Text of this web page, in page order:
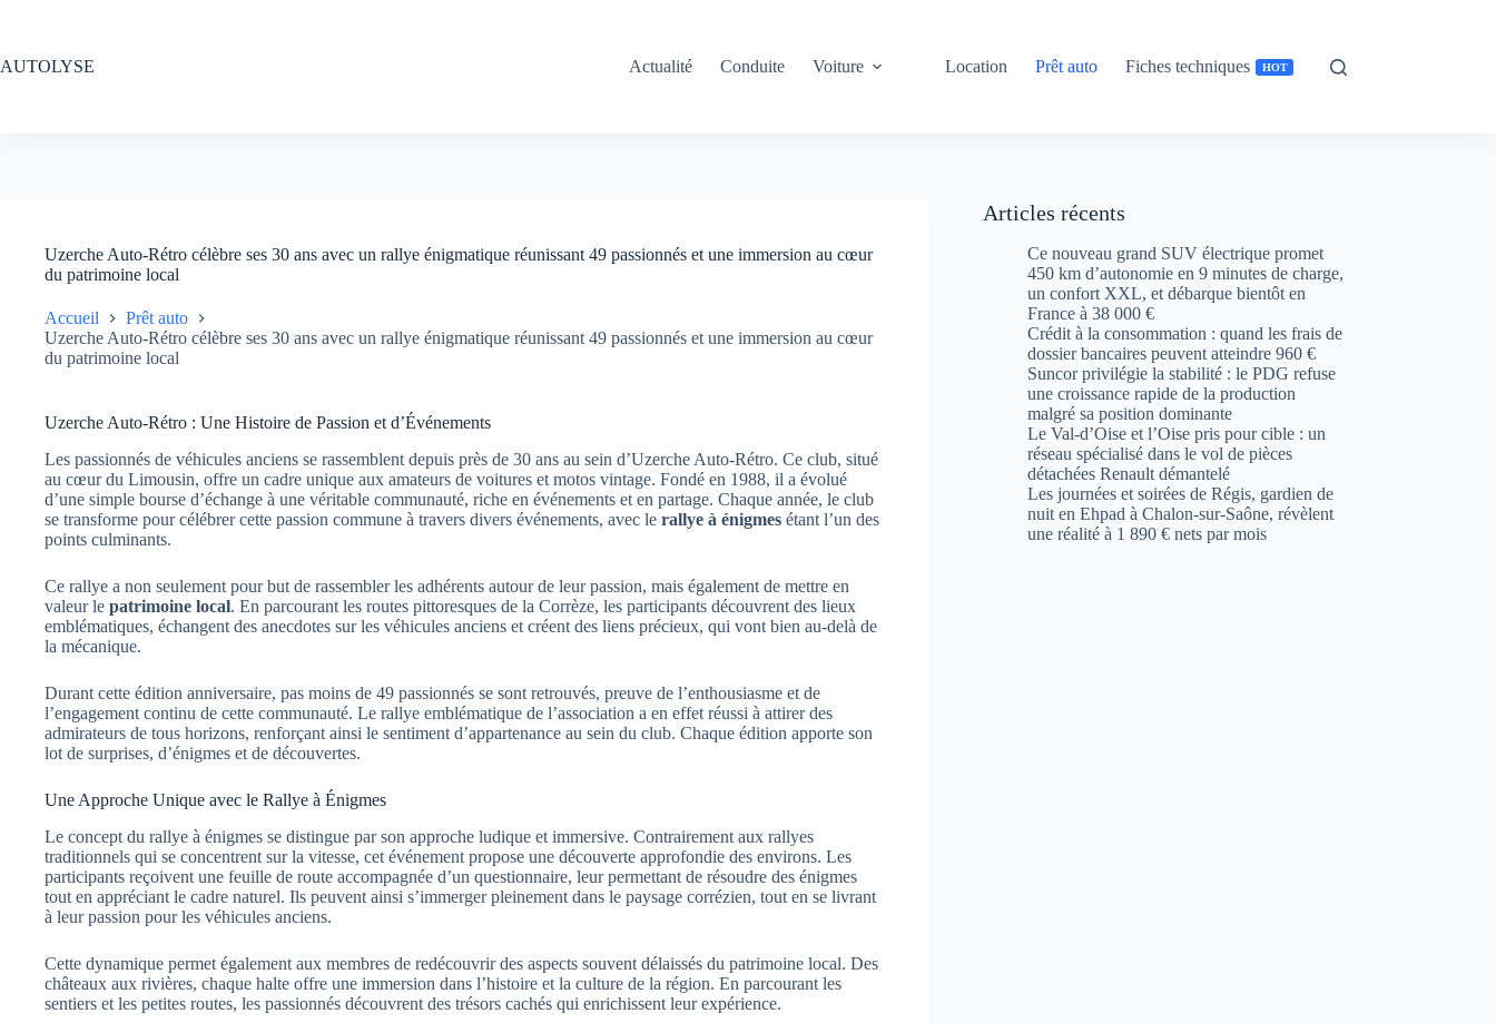
AUTOLYSE
Actualité Conduite Voiture Location Prêt auto Fiches techniques HOT
Uzerche Auto-Rétro célèbre ses 30 ans avec un rallye énigmatique réunissant 49 passionnés et une immersion au cœur
du patrimoine local
Accueil
Prêt auto
Uzerche Auto-Rétro célèbre ses 30 ans avec un rallye énigmatique réunissant 49 passionnés et une immersion au cœur
du patrimoine local
Uzerche Auto-Rétro : Une Histoire de Passion et d’Événements
Les passionnés de véhicules anciens se rassemblent depuis près de 30 ans au sein d’Uzerche Auto-Rétro. Ce club, situé
au cœur du Limousin, offre un cadre unique aux amateurs de voitures et motos vintage. Fondé en 1988, il a évolué
d’une simple bourse d’échange à une véritable communauté, riche en événements et en partage. Chaque année, le club
se transforme pour célébrer cette passion commune à travers divers événements, avec le rallye à énigmes étant l’un des
points culminants.
Ce rallye a non seulement pour but de rassembler les adhérents autour de leur passion, mais également de mettre en
valeur le patrimoine local. En parcourant les routes pittoresques de la Corrèze, les participants découvrent des lieux
emblématiques, échangent des anecdotes sur les véhicules anciens et créent des liens précieux, qui vont bien au-delà de
la mécanique.
Durant cette édition anniversaire, pas moins de 49 passionnés se sont retrouvés, preuve de l’enthousiasme et de
l’engagement continu de cette communauté. Le rallye emblématique de l’association a en effet réussi à attirer des
admirateurs de tous horizons, renforçant ainsi le sentiment d’appartenance au sein du club. Chaque édition apporte son
lot de surprises, d’énigmes et de découvertes.
Une Approche Unique avec le Rallye à Énigmes
Le concept du rallye à énigmes se distingue par son approche ludique et immersive. Contrairement aux rallyes
traditionnels qui se concentrent sur la vitesse, cet événement propose une découverte approfondie des environs. Les
participants reçoivent une feuille de route accompagnée d’un questionnaire, leur permettant de résoudre des énigmes
tout en appréciant le cadre naturel. Ils peuvent ainsi s’immerger pleinement dans le paysage corrézien, tout en se livrant
à leur passion pour les véhicules anciens.
Cette dynamique permet également aux membres de redécouvrir des aspects souvent délaissés du patrimoine local. Des
châteaux aux rivières, chaque halte offre une immersion dans l’histoire et la culture de la région. En parcourant les
sentiers et les petites routes, les passionnés découvrent des trésors cachés qui enrichissent leur expérience.
Articles récents
Ce nouveau grand SUV électrique promet
450 km d’autonomie en 9 minutes de charge,
un confort XXL, et débarque bientôt en
France à 38 000 €
Crédit à la consommation : quand les frais de
dossier bancaires peuvent atteindre 960 €
Suncor privilégie la stabilité : le PDG refuse
une croissance rapide de la production
malgré sa position dominante
Le Val-d’Oise et l’Oise pris pour cible : un
réseau spécialisé dans le vol de pièces
détachées Renault démantelé
Les journées et soirées de Régis, gardien de
nuit en Ehpad à Chalon-sur-Saône, révèlent
une réalité à 1 890 € nets par mois